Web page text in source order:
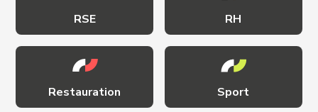
RSE RH
Restauration Sport